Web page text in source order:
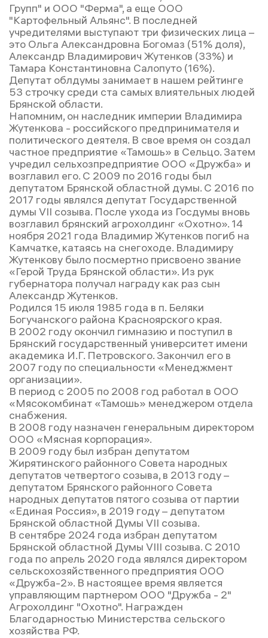
Групп" и ООО "Ферма", а еще ООО
"Картофельный Альянс". В последней
учредителями выступают три физических лица –
это Ольга Александровна Богомаз (51% доля),
Александр Владимирович Жутенков (33%) и
Тамара Константиновна Салопуто (16%).
Депутат облдумы занимает в нашем рейтинге
53 строчку среди ста самых влиятельных людей
Брянской области.
Напомним, он наследник империи Владимира
Жутенкова - российского предпринимателя и
политического деятеля. В свое время он создал
частное предприятие «Тамошь» в Сельцо. Затем
учредил сельхозпредприятие ООО «Дружба» и
возглавил его. С 2009 по 2016 годы был
депутатом Брянской областной думы. С 2016 по
2017 годы являлся депутат Государственной
думы VII созыва. После ухода из Госдумы вновь
возглавил брянский агрохолдинг «Охотно». 14
ноября 2021 года Владимир Жутенков погиб на
Камчатке, катаясь на снегоходе. Владимиру
Жутенкову было посмертно присвоено звание
«Герой Труда Брянской области». Из рук
губернатора получал награду как раз сын
Александр Жутенков.
Родился 15 июля 1985 года в п. Беляки
Богучанского района Красноярского края.
В 2002 году окончил гимназию и поступил в
Брянский государственный университет имени
академика И.Г. Петровского. Закончил его в
2007 году по специальности «Менеджмент
организации».
В период с 2005 по 2008 год работал в ООО
«Мясокомбинат «Тамошь» менеджером отдела
снабжения.
В 2008 году назначен генеральным директором
ООО «Мясная корпорация».
В 2009 году был избран депутатом
Жирятинского районного Совета народных
депутатов четвертого созыва, в 2013 году –
депутатом Брянского районного Совета
народных депутатов пятого созыва от партии
«Единая Россия», в 2019 году – депутатом
Брянской областной Думы VII созыва.
В сентябре 2024 года избран депутатом
Брянской областной Думы VIII созыва. С 2010
года по апрель 2020 года являлся директором
сельскохозяйственного предприятия ООО
«Дружба-2». В настоящее время является
управляющим партнером ООО "Дружба - 2"
Агрохолдинг "Охотно". Награжден
Благодарностью Министерства сельского
хозяйства РФ.